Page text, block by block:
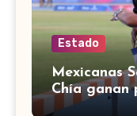
Estado
Mexicanas
Chía ganan
3000m con